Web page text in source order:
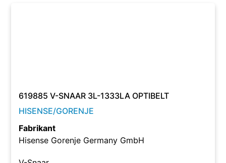
619885 V-SNAAR 3L-1333LA OPTIBELT
HISENSE/GORENJE
Fabrikant
Hisense Gorenje Germany GmbH